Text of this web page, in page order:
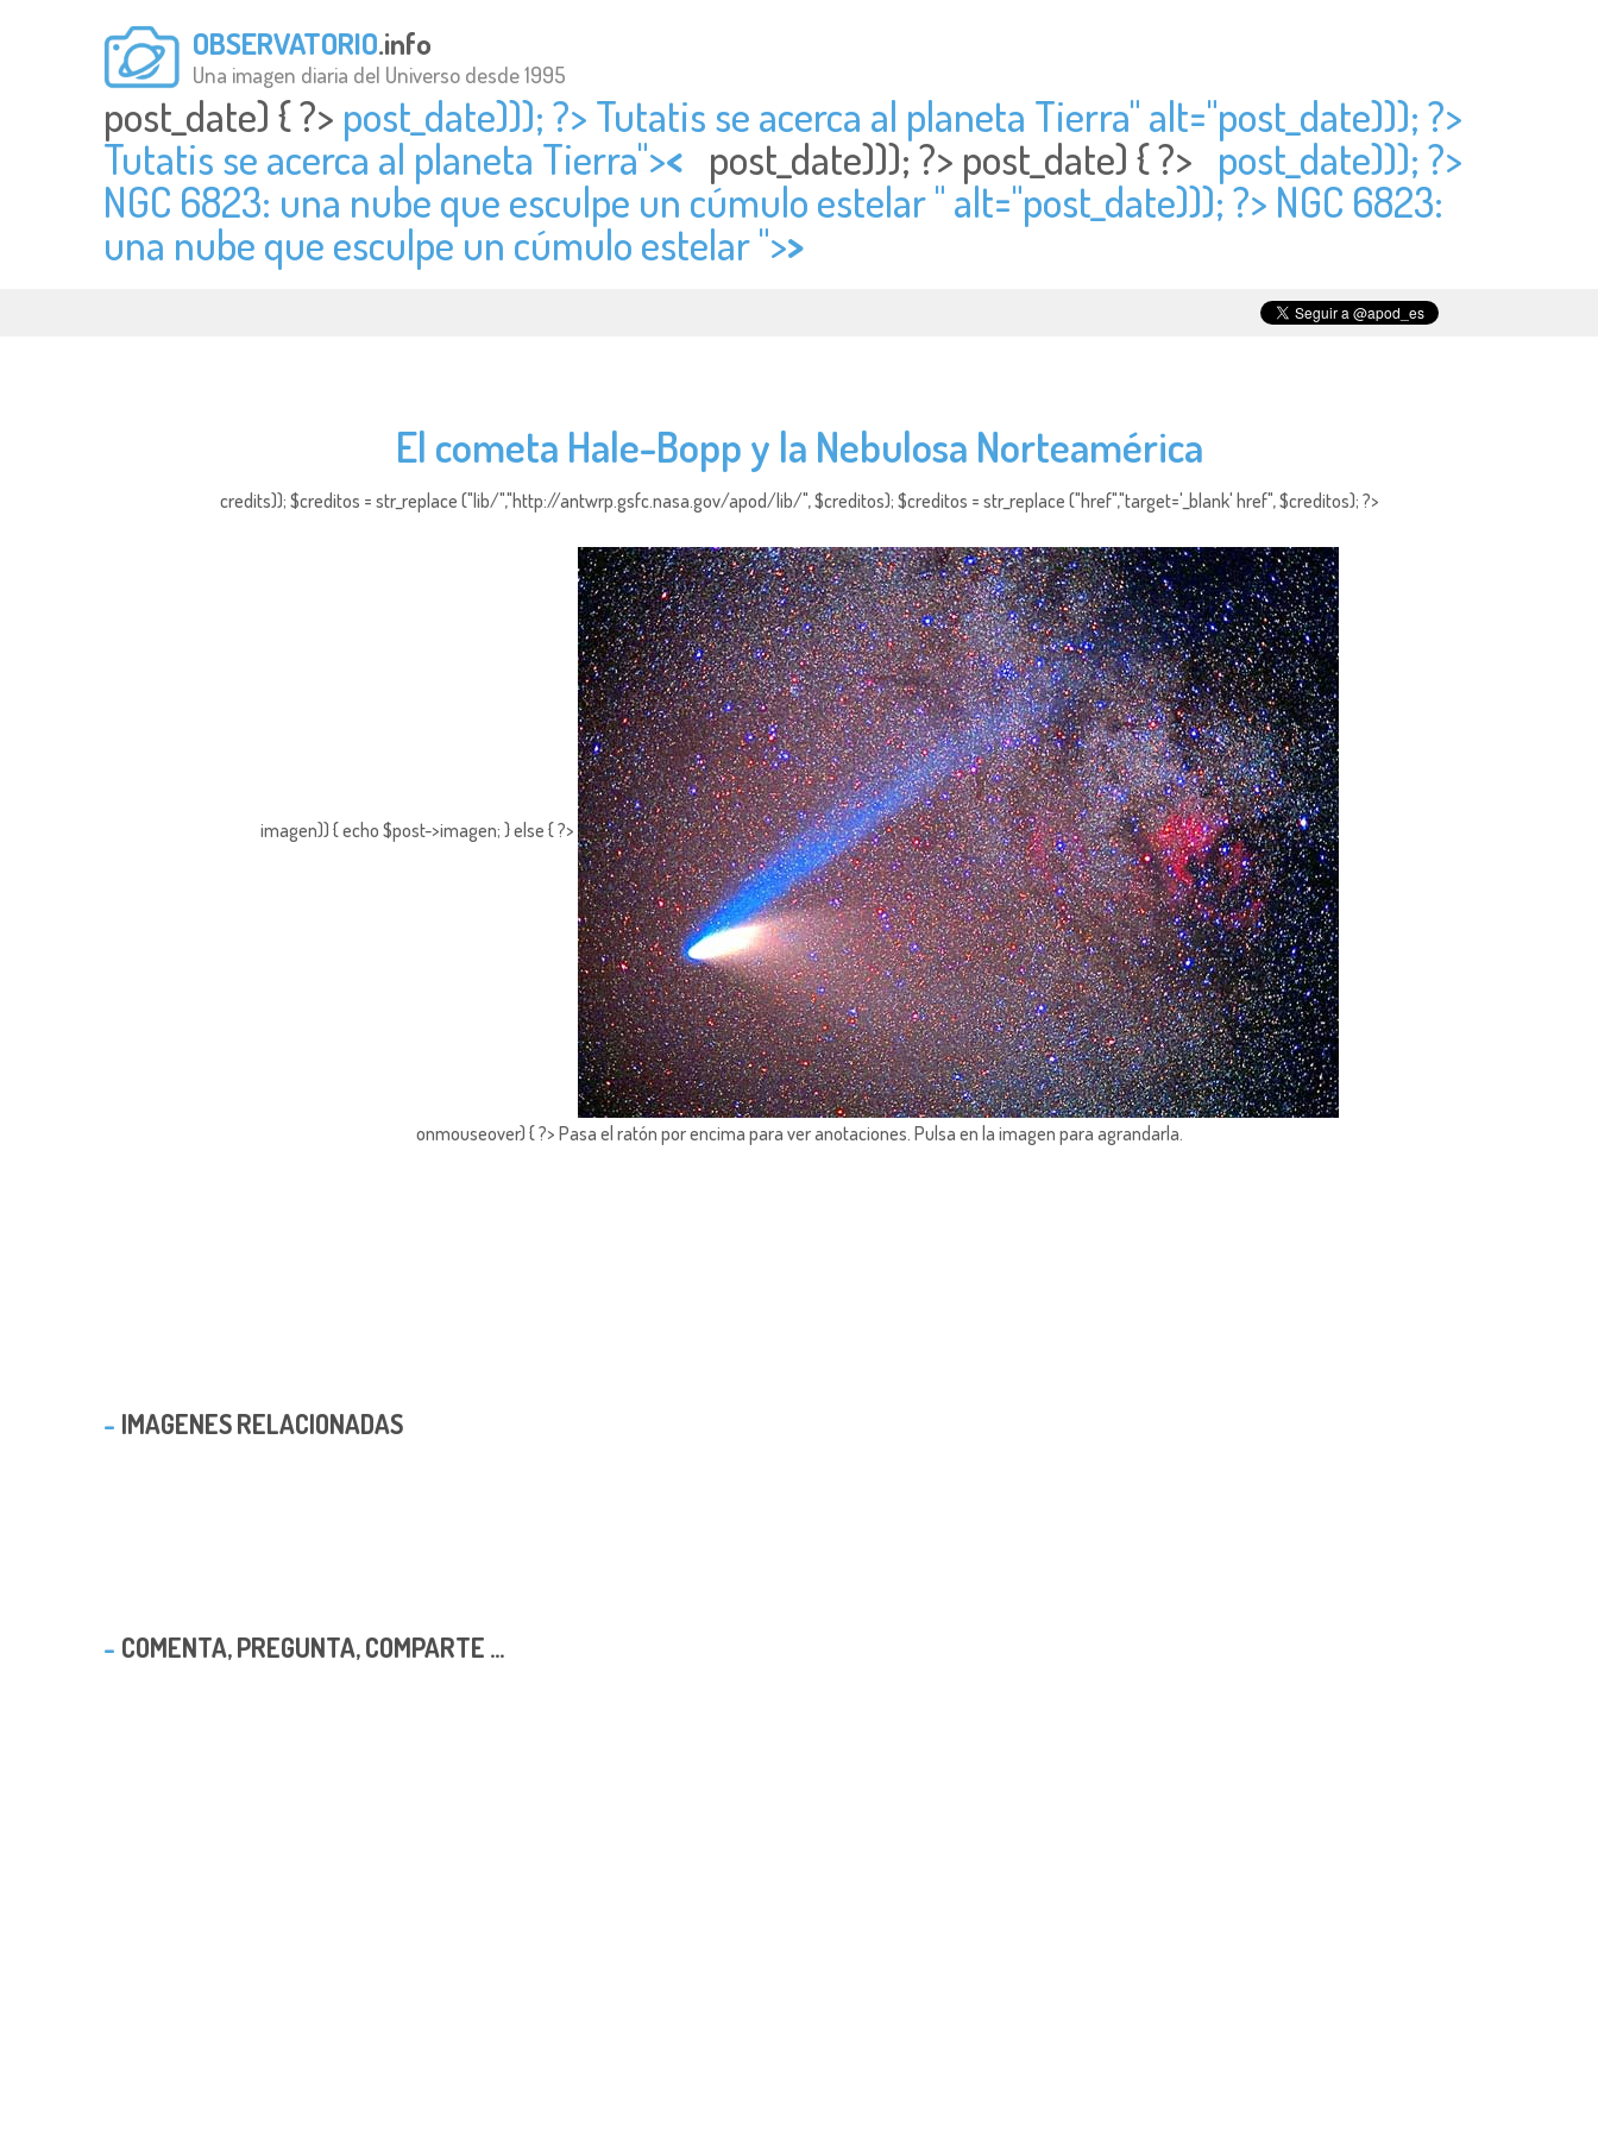
OBSERVATORIO.info
Una imagen diaria del Universo desde 1995
post_date) { ?> post_date))); ?> Tutatis se acerca al planeta Tierra" alt="post_date))); ?>
Tutatis se acerca al planeta Tierra">< post_date))); ?> post_date) { ?> post_date))); ?>
NGC 6823: una nube que esculpe un cúmulo estelar " alt="post_date))); ?> NGC 6823:
una nube que esculpe un cúmulo estelar ">>
El cometa Hale-Bopp y la Nebulosa Norteamérica
credits)); $creditos = str_replace ("lib/","http://antwrp.gsfc.nasa.gov/apod/lib/", $creditos); $creditos = str_replace ("href","target='_blank' href", $creditos); ?>
imagen)) { echo $post->imagen; } else { ?>
onmouseover) { ?> Pasa el ratón por encima para ver anotaciones. Pulsa en la imagen para agrandarla.
IMAGENES RELACIONADAS
COMENTA, PREGUNTA, COMPARTE ...